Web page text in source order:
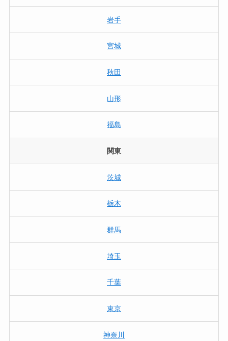
岩手
宮城
秋田
山形
福島
関東
茨城
栃木
群馬
埼玉
千葉
東京
神奈川